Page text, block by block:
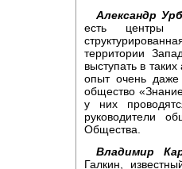
Александр
есть центры
территории
выступать в
опыт очень
общество
у них
руководители
Общества.
Владимир
Галкин,